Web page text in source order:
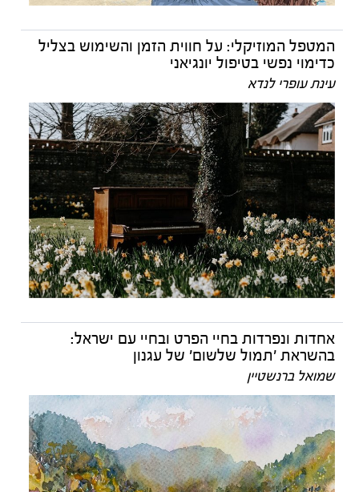
המטפל המוזיקלי: על חווית הזמן והשימוש בצליל
כדימוי נפשי בטיפול יונגיאני
עינת עופרי לנדא
אחדות ונפרדות בחיי הפרט ובחיי עם ישראל:
בהשראת 'תמול שלשום' של עגנון
שמואל ברנשטיין